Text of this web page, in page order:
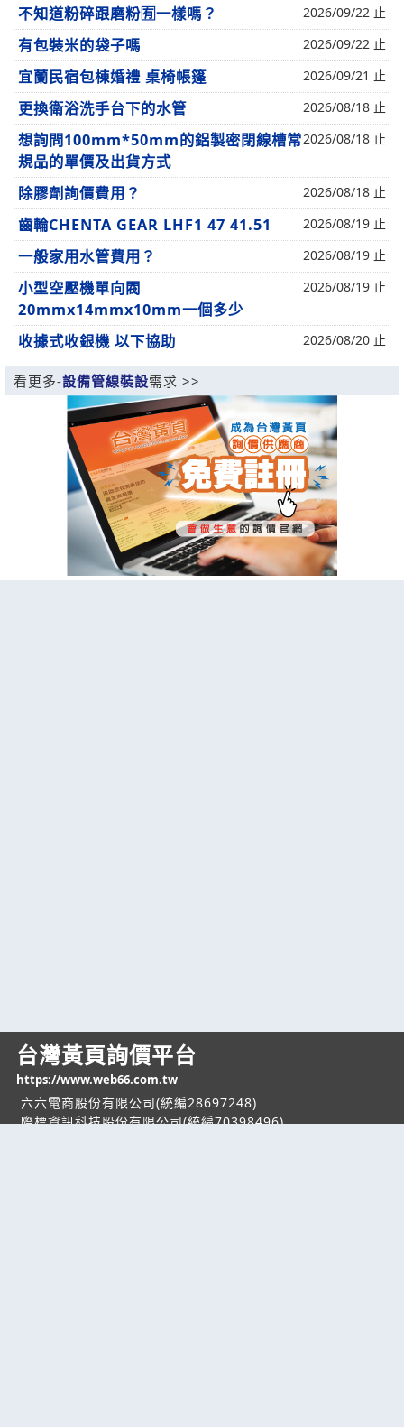
不知道粉碎跟磨粉🈶一樣嗎？ 2026/09/22 止
有包裝米的袋子嗎 2026/09/22 止
宜蘭民宿包棟婚禮 桌椅帳篷 2026/09/21 止
更換衛浴洗手台下的水管 2026/08/18 止
想詢問100mm*50mm的鋁製密閉線槽常
規品的單價及出貨方式
2026/08/18 止
除膠劑詢價費用？ 2026/08/18 止
齒輪CHENTA GEAR LHF1 47 41.51 2026/08/19 止
一般家用水管費用？ 2026/08/19 止
小型空壓機單向閥
20mmx14mmx10mm一個多少
2026/08/19 止
收據式收銀機 以下協助 2026/08/20 止
看更多-設備管線裝設需求 >>
台灣黃頁詢價平台
https://www.web66.com.tw
六六電商股份有限公司(統編28697248)
際標資訊科技股份有限公司(統編70398496)